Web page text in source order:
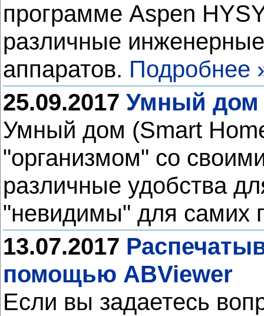
программе Aspen
различные
аппаратов. Подробнее
25.09.2017 Умный дом
Умный дом (Smart
"организмом" со
различные удобства
"невидимы" для самих
13.07.2017
помощью ABViewer
Если вы задаетесь